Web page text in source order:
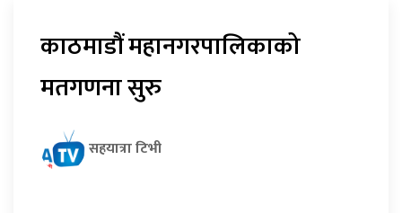
काठमाडौं महानगरपालिकाको
मतगणना सुरु
सहयात्रा टिभी